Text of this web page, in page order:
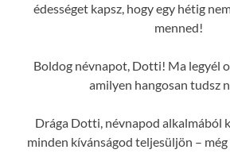
édességet kapsz, hogy egy hétig
menned!
Boldog névnapot, Dotti! Ma legyél
amilyen hangosan tudsz
Drága Dotti, névnapod alkalmából
minden kívánságod teljesüljön –